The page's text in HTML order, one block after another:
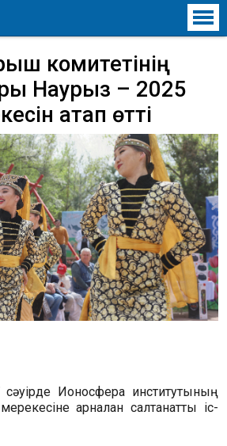
комитетінің
Наурыз – 2025
атап өтті
Ионосфера институтының
арналған салтанатты іс-